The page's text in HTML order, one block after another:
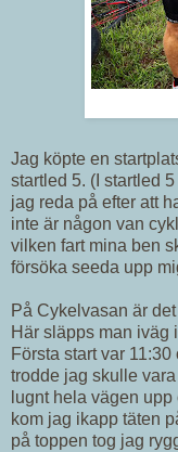
Jag köpte en
startled 5. (I startled
jag reda på efter att
inte är någon van
vilken fart mina ben
försöka seeda upp
På Cykelvasan är
Här släpps man iväg
Första start var
trodde jag skulle
lugnt hela vägen
kom jag ikapp täten
på toppen tog jag